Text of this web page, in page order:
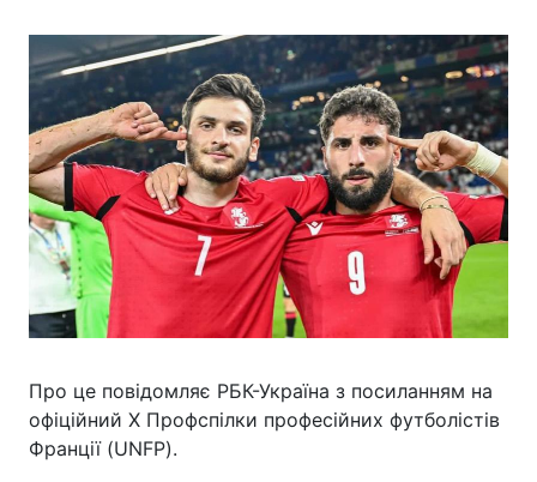
Про це повідомляє РБК-Україна з посиланням на
офіційний Х Профспілки професійних футболістів
Франції (UNFP).